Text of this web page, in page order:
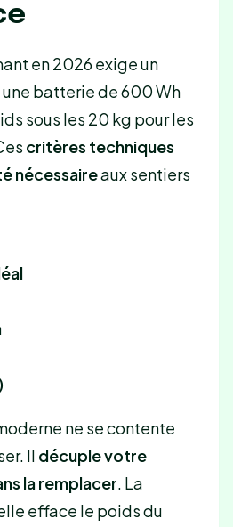
en 2026 exige un
batterie de 600 Wh
sous les 20 kg pour les
critères techniques
nécessaireaux sentiers
ne se contente
Il décuple votre
la remplacer. La
efface le poids du